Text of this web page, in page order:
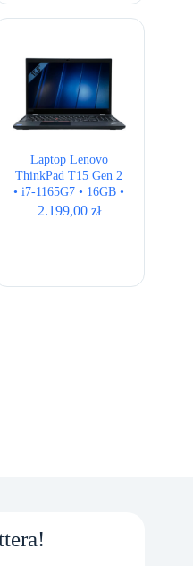
2.299,00 zł.
1.899,00 zł.
Laptop Lenovo
ThinkPad T15 Gen 2
• i7-1165G7 • 16GB •
256GB • Intel Iris Xe
2.199,00 zł